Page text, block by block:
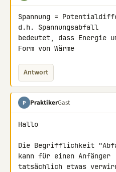
Spannung =
d.h. Spannungsabfall
bedeutet, dass Energie
Form von Wärme
Antwort
P PraktikerGast
Hallo
Die Begrifflichkeit
kann für einen Anfänger
tatsächlich etwas